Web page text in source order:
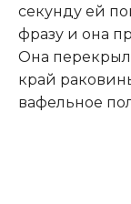
секунду ей
фразу и она
Она
край
вафельное